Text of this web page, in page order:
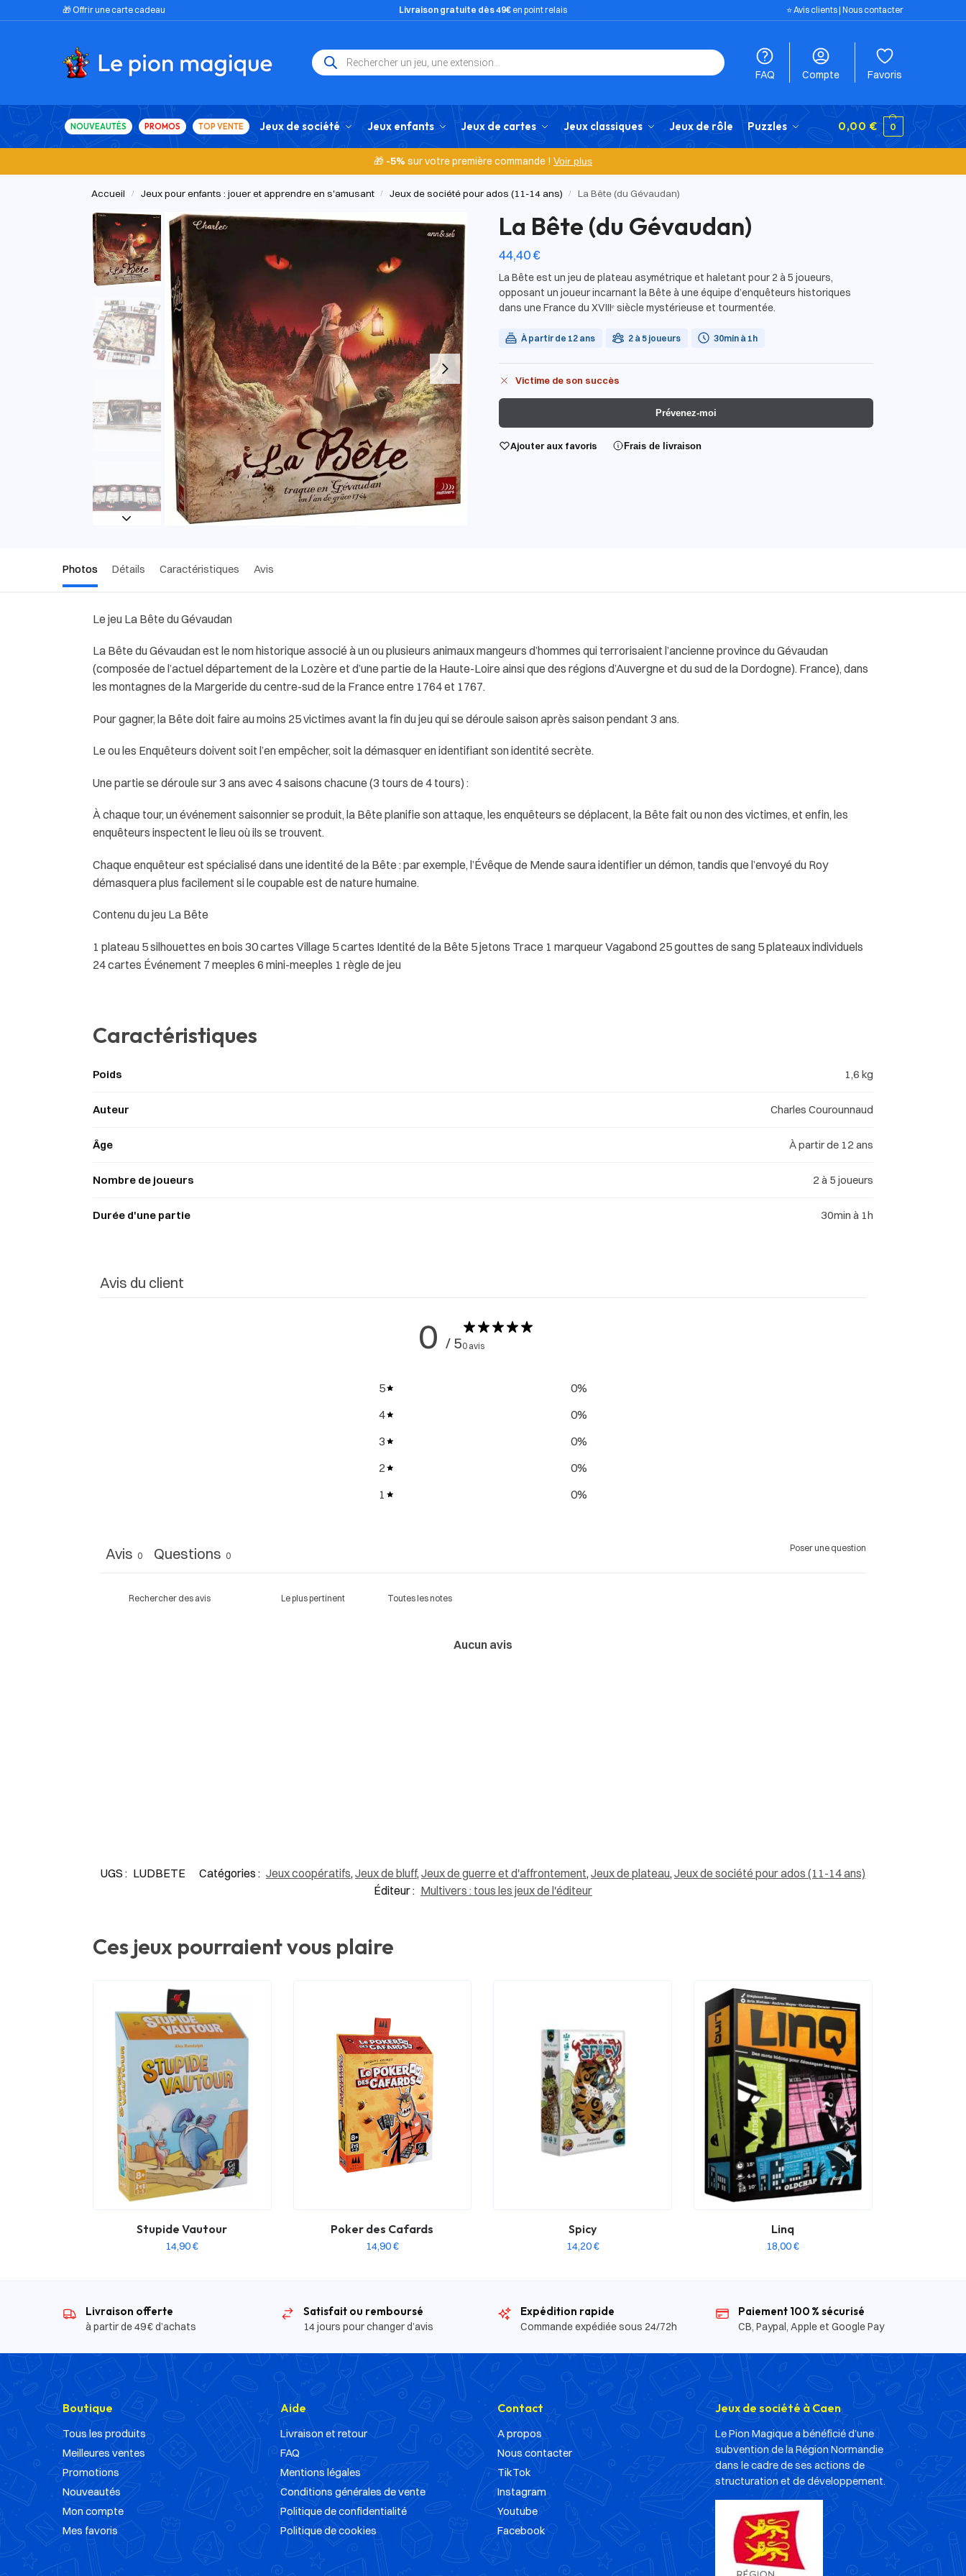
🎁 Offrir une carte cadeau Livraison gratuite dès 49€ en point relais ⭐️ Avis clients| Nous contacter
FAQ Compte Favoris
NOUVEAUTÉS PROMOS TOP VENTE Jeux de société Jeux enfants Jeux de cartes Jeux classiques Jeux de rôle Puzzles 0,00 € 0
🎁 -5% sur votre première commande ! Voir plus
Accueil / Jeux pour enfants : jouer et apprendre en s'amusant / Jeux de société pour ados (11-14 ans) / La Bête (du Gévaudan)
La Bête (du Gévaudan)
44,40€
La Bête est un jeu de plateau asymétrique et haletant pour 2 à 5 joueurs,
opposant un joueur incarnant la Bête à une équipe d’enquêteurs historiques
dans une France du XVIIIᵉ siècle mystérieuse et tourmentée.
À partir de 12 ans 2 à 5 joueurs 30min à 1h
Victime de son succès
Prévenez-moi
Ajouter aux favoris Frais de livraison
Photos Détails Caractéristiques Avis
Le jeu La Bête du Gévaudan
La Bête du Gévaudan est le nom historique associé à un ou plusieurs animaux mangeurs d’hommes qui terrorisaient l’ancienne province du Gévaudan
(composée de l’actuel département de la Lozère et d’une partie de la Haute-Loire ainsi que des régions d’Auvergne et du sud de la Dordogne). France), dans
les montagnes de la Margeride du centre-sud de la France entre 1764 et 1767.
Pour gagner, la Bête doit faire au moins 25 victimes avant la fin du jeu qui se déroule saison après saison pendant 3 ans.
Le ou les Enquêteurs doivent soit l’en empêcher, soit la démasquer en identifiant son identité secrète.
Une partie se déroule sur 3 ans avec 4 saisons chacune (3 tours de 4 tours) :
À chaque tour, un événement saisonnier se produit, la Bête planifie son attaque, les enquêteurs se déplacent, la Bête fait ou non des victimes, et enfin, les
enquêteurs inspectent le lieu où ils se trouvent.
Chaque enquêteur est spécialisé dans une identité de la Bête : par exemple, l’Évêque de Mende saura identifier un démon, tandis que l’envoyé du Roy
démasquera plus facilement si le coupable est de nature humaine.
Contenu du jeu La Bête
1 plateau 5 silhouettes en bois 30 cartes Village 5 cartes Identité de la Bête 5 jetons Trace 1 marqueur Vagabond 25 gouttes de sang 5 plateaux individuels
24 cartes Événement 7 meeples 6 mini-meeples 1 règle de jeu
Caractéristiques
Poids 1,6 kg
Auteur Charles Courounnaud
Âge À partir de 12 ans
Nombre de joueurs 2 à 5 joueurs
Durée d'une partie 30min à 1h
Avis du client
0 / 50 avis
5 0%
4
0%
3
0%
2
0%
1
0%
Poser une question
Avis 0 Questions 0
Aucun avis
UGS : LUDBETE Catégories : Jeux coopératifs, Jeux de bluff, Jeux de guerre et d'affrontement, Jeux de plateau, Jeux de société pour ados (11-14 ans)
Éditeur : Multivers : tous les jeux de l'éditeur
Ces jeux pourraient vous plaire
Stupide Vautour
14,90€
Poker des Cafards
14,90€
Spicy
14,20€
Linq
18,00€
Livraison offerte
à partir de 49 € d’achats
Satisfait ou remboursé
14 jours pour changer d’avis
Expédition rapide
Commande expédiée sous 24/72h
Paiement 100 % sécurisé
CB, Paypal, Apple et Google Pay
Boutique
Tous les produits
Meilleures ventes
Promotions
Nouveautés
Mon compte
Mes favoris
Aide
Livraison et retour
FAQ
Mentions légales
Conditions générales de vente
Politique de confidentialité
Politique de cookies
Contact
A propos
Nous contacter
TikTok
Instagram
Youtube
Facebook
Jeux de société à Caen
Le Pion Magique a bénéficié d’une
subvention de la Région Normandie
dans le cadre de ses actions de
structuration et de développement.